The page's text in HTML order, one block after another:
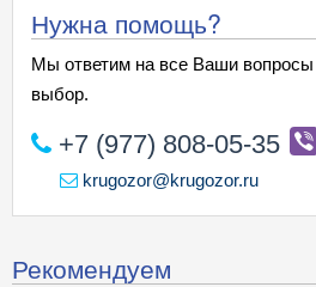
Нужна помощь?
Мы ответим на все Ваши
выбор.
+7 (977) 808-05-35
krugozor@krugozor.ru
Рекомендуем